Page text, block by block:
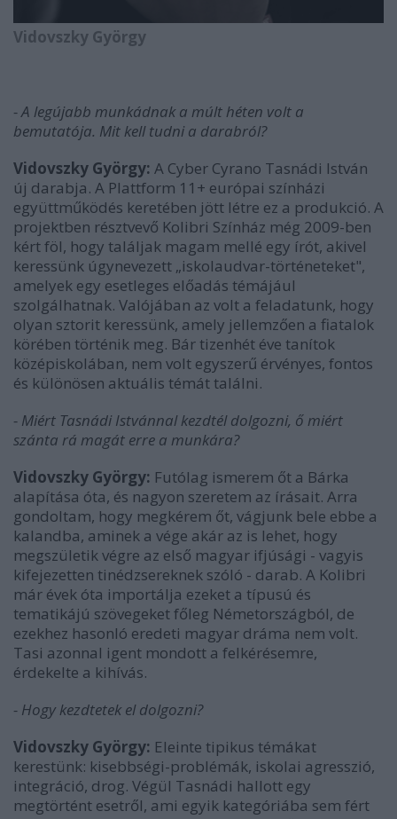
Vidovszky György
- A legújabb munkádnak a múlt héten volt a
bemutatója. Mit kell tudni a darabról?
Vidovszky György: A Cyber Cyrano Tasnádi István
új darabja. A Plattform 11+ európai színházi
együttműködés keretében jött létre ez a produkció. A
projektben résztvevő Kolibri Színház még 2009-ben
kért föl, hogy találjak magam mellé egy írót, akivel
keressünk úgynevezett „iskolaudvar-történeteket",
amelyek egy esetleges előadás témájául
szolgálhatnak. Valójában az volt a feladatunk, hogy
olyan sztorit keressünk, amely jellemzően a fiatalok
körében történik meg. Bár tizenhét éve tanítok
középiskolában, nem volt egyszerű érvényes, fontos
és különösen aktuális témát találni.
- Miért Tasnádi Istvánnal kezdtél dolgozni, ő miért
szánta rá magát erre a munkára?
Vidovszky György: Futólag ismerem őt a Bárka
alapítása óta, és nagyon szeretem az írásait. Arra
gondoltam, hogy megkérem őt, vágjunk bele ebbe a
kalandba, aminek a vége akár az is lehet, hogy
megszületik végre az első magyar ifjúsági - vagyis
kifejezetten tinédzsereknek szóló - darab. A Kolibri
már évek óta importálja ezeket a típusú és
tematikájú szövegeket főleg Németországból, de
ezekhez hasonló eredeti magyar dráma nem volt.
Tasi azonnal igent mondott a felkérésemre,
érdekelte a kihívás.
- Hogy kezdtetek el dolgozni?
Vidovszky György: Eleinte tipikus témákat
kerestünk: kisebbségi-problémák, iskolai agresszió,
integráció, drog. Végül Tasnádi hallott egy
megtörtént esetről, ami egyik kategóriába sem fért